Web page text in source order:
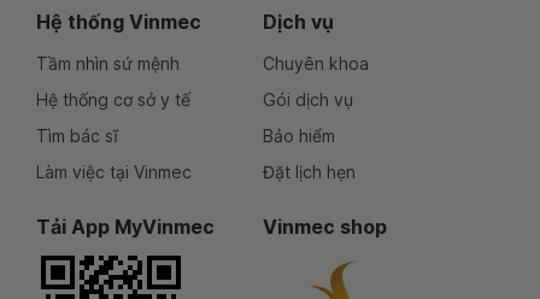
Hệ thống Vinmec
Tầm nhìn sứ mệnh
Hệ thống cơ sở y tế
Tìm bác sĩ
Làm việc tại Vinmec
Dịch vụ
Chuyên khoa
Gói dịch vụ
Bảo hiểm
Đặt lịch hẹn
Tải App MyVinmec Vinmec shop